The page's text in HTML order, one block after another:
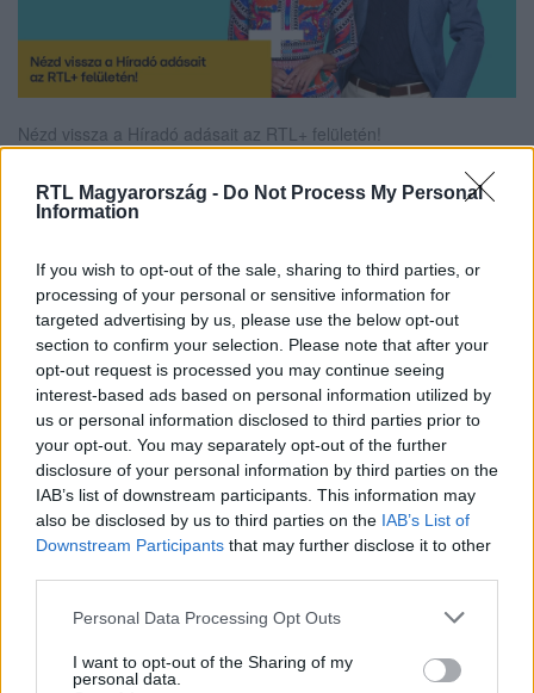
RTL Magyarország - Do Not Process My Personal
Information
If you wish to opt-out of the sale, sharing to third parties, or
processing of your personal or sensitive information for
targeted advertising by us, please use the below opt-out
section to confirm your selection. Please note that after your
opt-out request is processed you may continue seeing
interest-based ads based on personal information utilized by
us or personal information disclosed to third parties prior to
your opt-out. You may separately opt-out of the further
disclosure of your personal information by third parties on the
IAB’s list of downstream participants. This information may
also be disclosed by us to third parties on the IAB’s List of
Downstream Participants that may further disclose it to other
Please note that this website/app uses one or more Google
not limited to your visit or usage behaviour. You may click to
grant or deny consent to Google and its third-party tags to
Personal Data Processing Opt Outs
I want to opt-out of the Sharing of my
personal data.
Nézd vissza a Híradó adásait az RTL+ felületén!
Követem